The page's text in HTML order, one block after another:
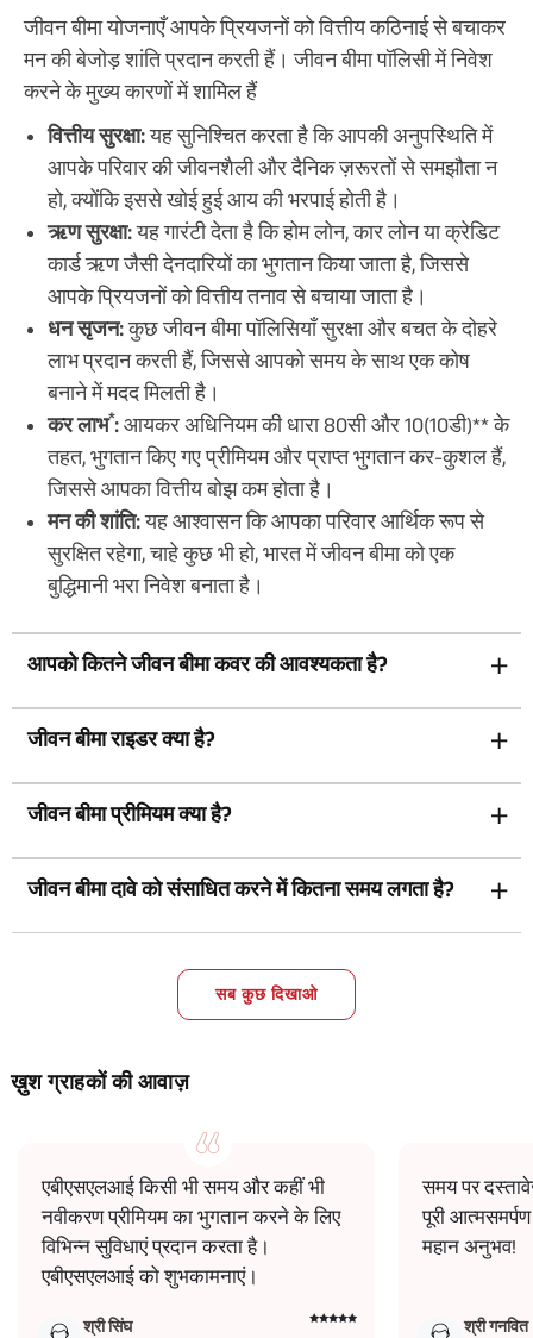
जीवन बीमा योजनाएँ आपके प्रियजनों को वित्तीय कठिनाई से बचाकर
मन की बेजोड़ शांति प्रदान करती हैं। जीवन बीमा पॉलिसी में निवेश
करने के मुख्य कारणों में शामिल हैं
वित्तीय सुरक्षा:यह सुनिश्चित करता है कि आपकी अनुपस्थिति में
आपके परिवार की जीवनशैली और दैनिक ज़रूरतों से समझौता न
हो, क्योंकि इससे खोई हुई आय की भरपाई होती है।
ऋण सुरक्षा:यह गारंटी देता है कि होम लोन, कार लोन या क्रेडिट
कार्ड ऋण जैसी देनदारियों का भुगतान किया जाता है, जिससे
आपके प्रियजनों को वित्तीय तनाव से बचाया जाता है।
धन सृजन:कुछ जीवन बीमा पॉलिसियाँ सुरक्षा और बचत के दोहरे
लाभ प्रदान करती हैं, जिससे आपको समय के साथ एक कोष
बनाने में मदद मिलती है।
कर लाभ*: आयकर अधिनियम की धारा 80सी और 10(10डी)** के
तहत, भुगतान किए गए प्रीमियम और प्राप्त भुगतान कर-कुशल हैं,
जिससे आपका वित्तीय बोझ कम होता है।
मन की शांति:यह आश्वासन कि आपका परिवार आर्थिक रूप से
सुरक्षित रहेगा, चाहे कुछ भी हो, भारत में जीवन बीमा को एक
बुद्धिमानी भरा निवेश बनाता है।
आपको कितने जीवन बीमा कवर की आवश्यकता है?
जीवन बीमा राइडर क्या है?
जीवन बीमा प्रीमियम क्या है?
जीवन बीमा दावे को संसाधित करने में कितना समय लगता है?
सब कुछ दिखाओ
ख़ुश ग्राहकों की आवाज़
एबीएसएलआई किसी भी समय और कहीं भी
नवीकरण प्रीमियम का भुगतान करने के लिए
विभिन्न सुविधाएं प्रदान करता है।
एबीएसएलआई को शुभकामनाएं।
श्री सिंघ
समय पर
पूरी
महान अनुभव!
श्री गनवित